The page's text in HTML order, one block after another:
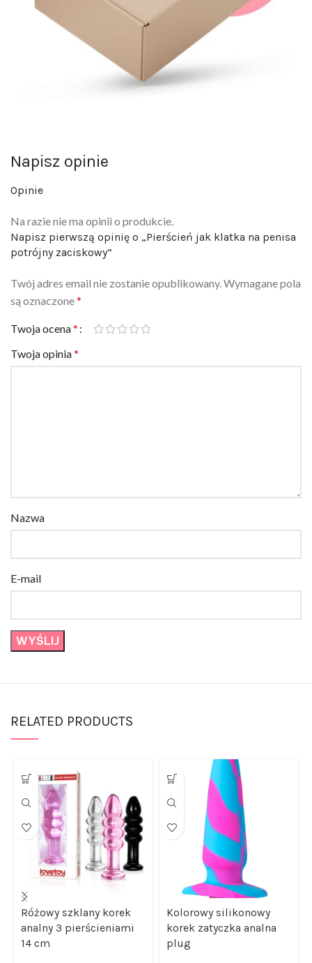
Opinie
Napisz pierwszą opinię o „Pierścień jak klatka na penisa
potrójny zaciskowy”
są oznaczone*
Twoja ocena
Twoja opinia
Nazwa
E-mail
Różowy szklany korek
analny 3 pierścieniami
14 cm
Kolorowy silikonowy
korek zatyczka analna
plug